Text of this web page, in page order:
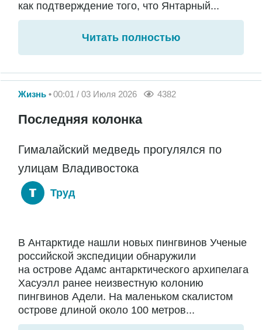
как подтверждение того, что Янтарный...
Читать полностью
Жизнь 00:01 / 03 Июля 2026 4382
Последняя колонка
Гималайский медведь прогулялся по
улицам Владивостока
Труд
В Антарктиде нашли новых пингвинов Ученые
российской экспедиции обнаружили
на острове Адамс антарктического архипелага
Хасуэлл ранее неизвестную колонию
пингвинов Адели. На маленьком скалистом
острове длиной около 100 метров...